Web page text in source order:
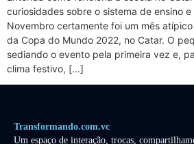
curiosidades sobre o sistema de ensino
Novembro certamente foi um mês
da Copa do Mundo 2022, no Catar. O
sediando o evento pela primeira vez e,
clima festivo, […]
Transformando.com.vc
Um espaço de interação, trocas,